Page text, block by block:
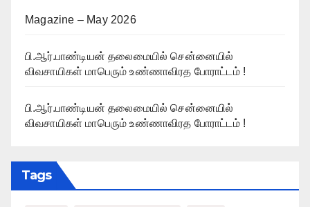
Magazine – May 2026
பி.ஆர்.பாண்டியன் தலைமையில் சென்னையில்
விவசாயிகள் மாபெரும் உண்ணாவிரத போராட்டம் !
பி.ஆர்.பாண்டியன் தலைமையில் சென்னையில்
விவசாயிகள் மாபெரும் உண்ணாவிரத போராட்டம் !
Tags